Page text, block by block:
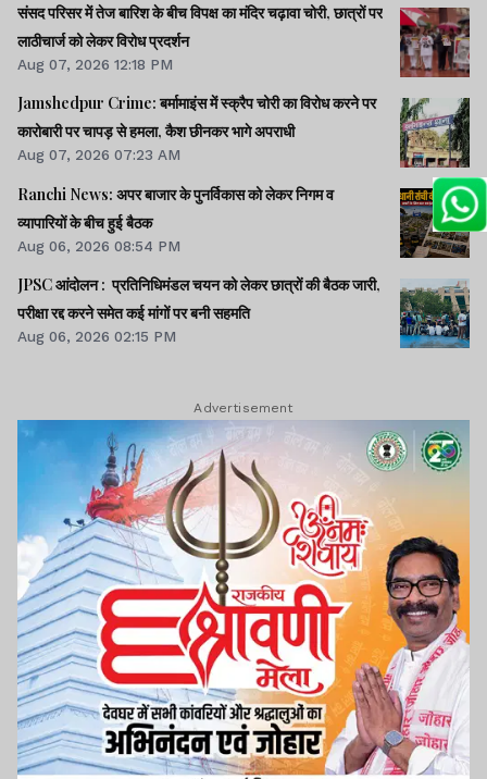
संसद परिसर में तेज बारिश के बीच विपक्ष का मंदिर चढ़ावा चोरी, छात्रों पर
लाठीचार्ज को लेकर विरोध प्रदर्शन
Aug 07, 2026 12:18 PM
Jamshedpur Crime: बर्मामाइंस में स्क्रैप चोरी का विरोध करने पर
कारोबारी पर चापड़ से हमला, कैश छीनकर भागे अपराधी
Aug 07, 2026 07:23 AM
Ranchi News: अपर बाजार के पुनर्विकास को लेकर निगम व
व्यापारियों के बीच हुई बैठक
Aug 06, 2026 08:54 PM
JPSC आंदोलन : प्रतिनिधिमंडल चयन को लेकर छात्रों की बैठक जारी,
परीक्षा रद्द करने समेत कई मांगों पर बनी सहमति
Aug 06, 2026 02:15 PM
Advertisement